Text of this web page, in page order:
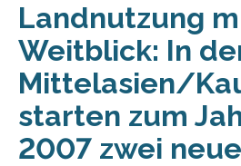
Landnutzung
Weitblick: In
Mittelasien/
starten zum
2007 zwei